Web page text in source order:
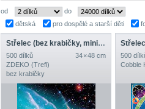
od
do
dětská
pro dospělé a starší děti
Střelec (bez krabičky, mini předloha)
500 dílků
34 × 48 cm
ZDEKO (Trefl)
bez krabičky
Střelec
500
Cobble